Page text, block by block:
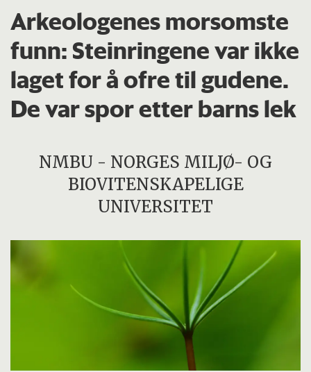
Arkeologenes morsomste
funn: Steinringene var ikke
laget for å ofre til gudene.
De var spor etter barns lek
NMBU - NORGES MILJØ- OG
BIOVITENSKAPELIGE
UNIVERSITET